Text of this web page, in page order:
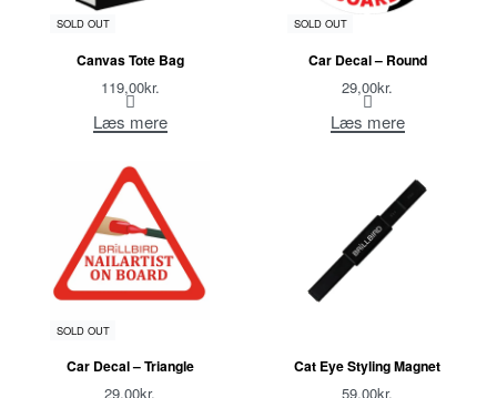
SOLD OUT
Canvas Tote Bag
119,00kr.
Læs mere
SOLD OUT
Car Decal – Round
29,00kr.
Læs mere
SOLD OUT
Car Decal – Triangle
29,00kr.
Cat Eye Styling Magnet
59,00kr.